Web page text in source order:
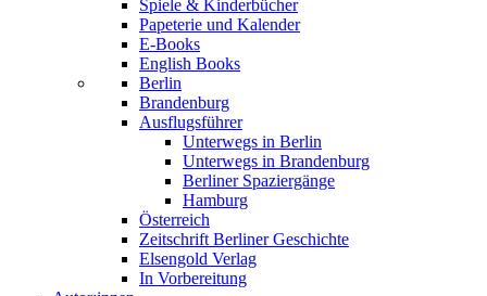
Spiele & Kinderbücher
Papeterie und Kalender
E-Books
English Books
Berlin
Brandenburg
Ausflugsführer
Unterwegs in Berlin
Unterwegs in Brandenburg
Berliner Spaziergänge
Hamburg
Österreich
Zeitschrift Berliner Geschichte
Elsengold Verlag
In Vorbereitung